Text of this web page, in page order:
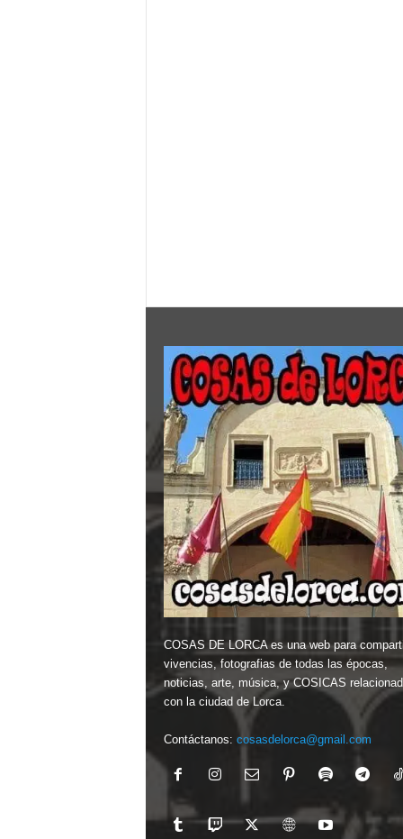
COSAS DE LORCA es una web para
vivencias, fotografias de todas las épocas,
noticias, arte, música, y COSICAS
con la ciudad de Lorca.
Contáctanos: cosasdelorca@gmail.com